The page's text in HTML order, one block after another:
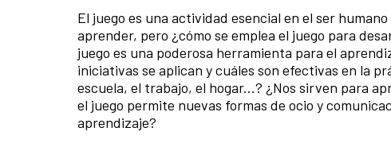
El juego es una actividad esencial en el ser
aprender, pero ¿cómo se emplea el juego para
juego es una poderosa herramienta para el
iniciativas se aplican y cuáles son efectivas en la
escuela, el trabajo, el hogar...? ¿Nos sirven para
el juego permite nuevas formas de ocio y
aprendizaje?